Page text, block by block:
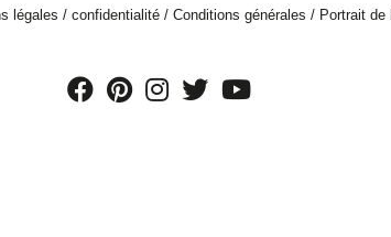
légales / confidentialité/ Conditions générales / Portrait de